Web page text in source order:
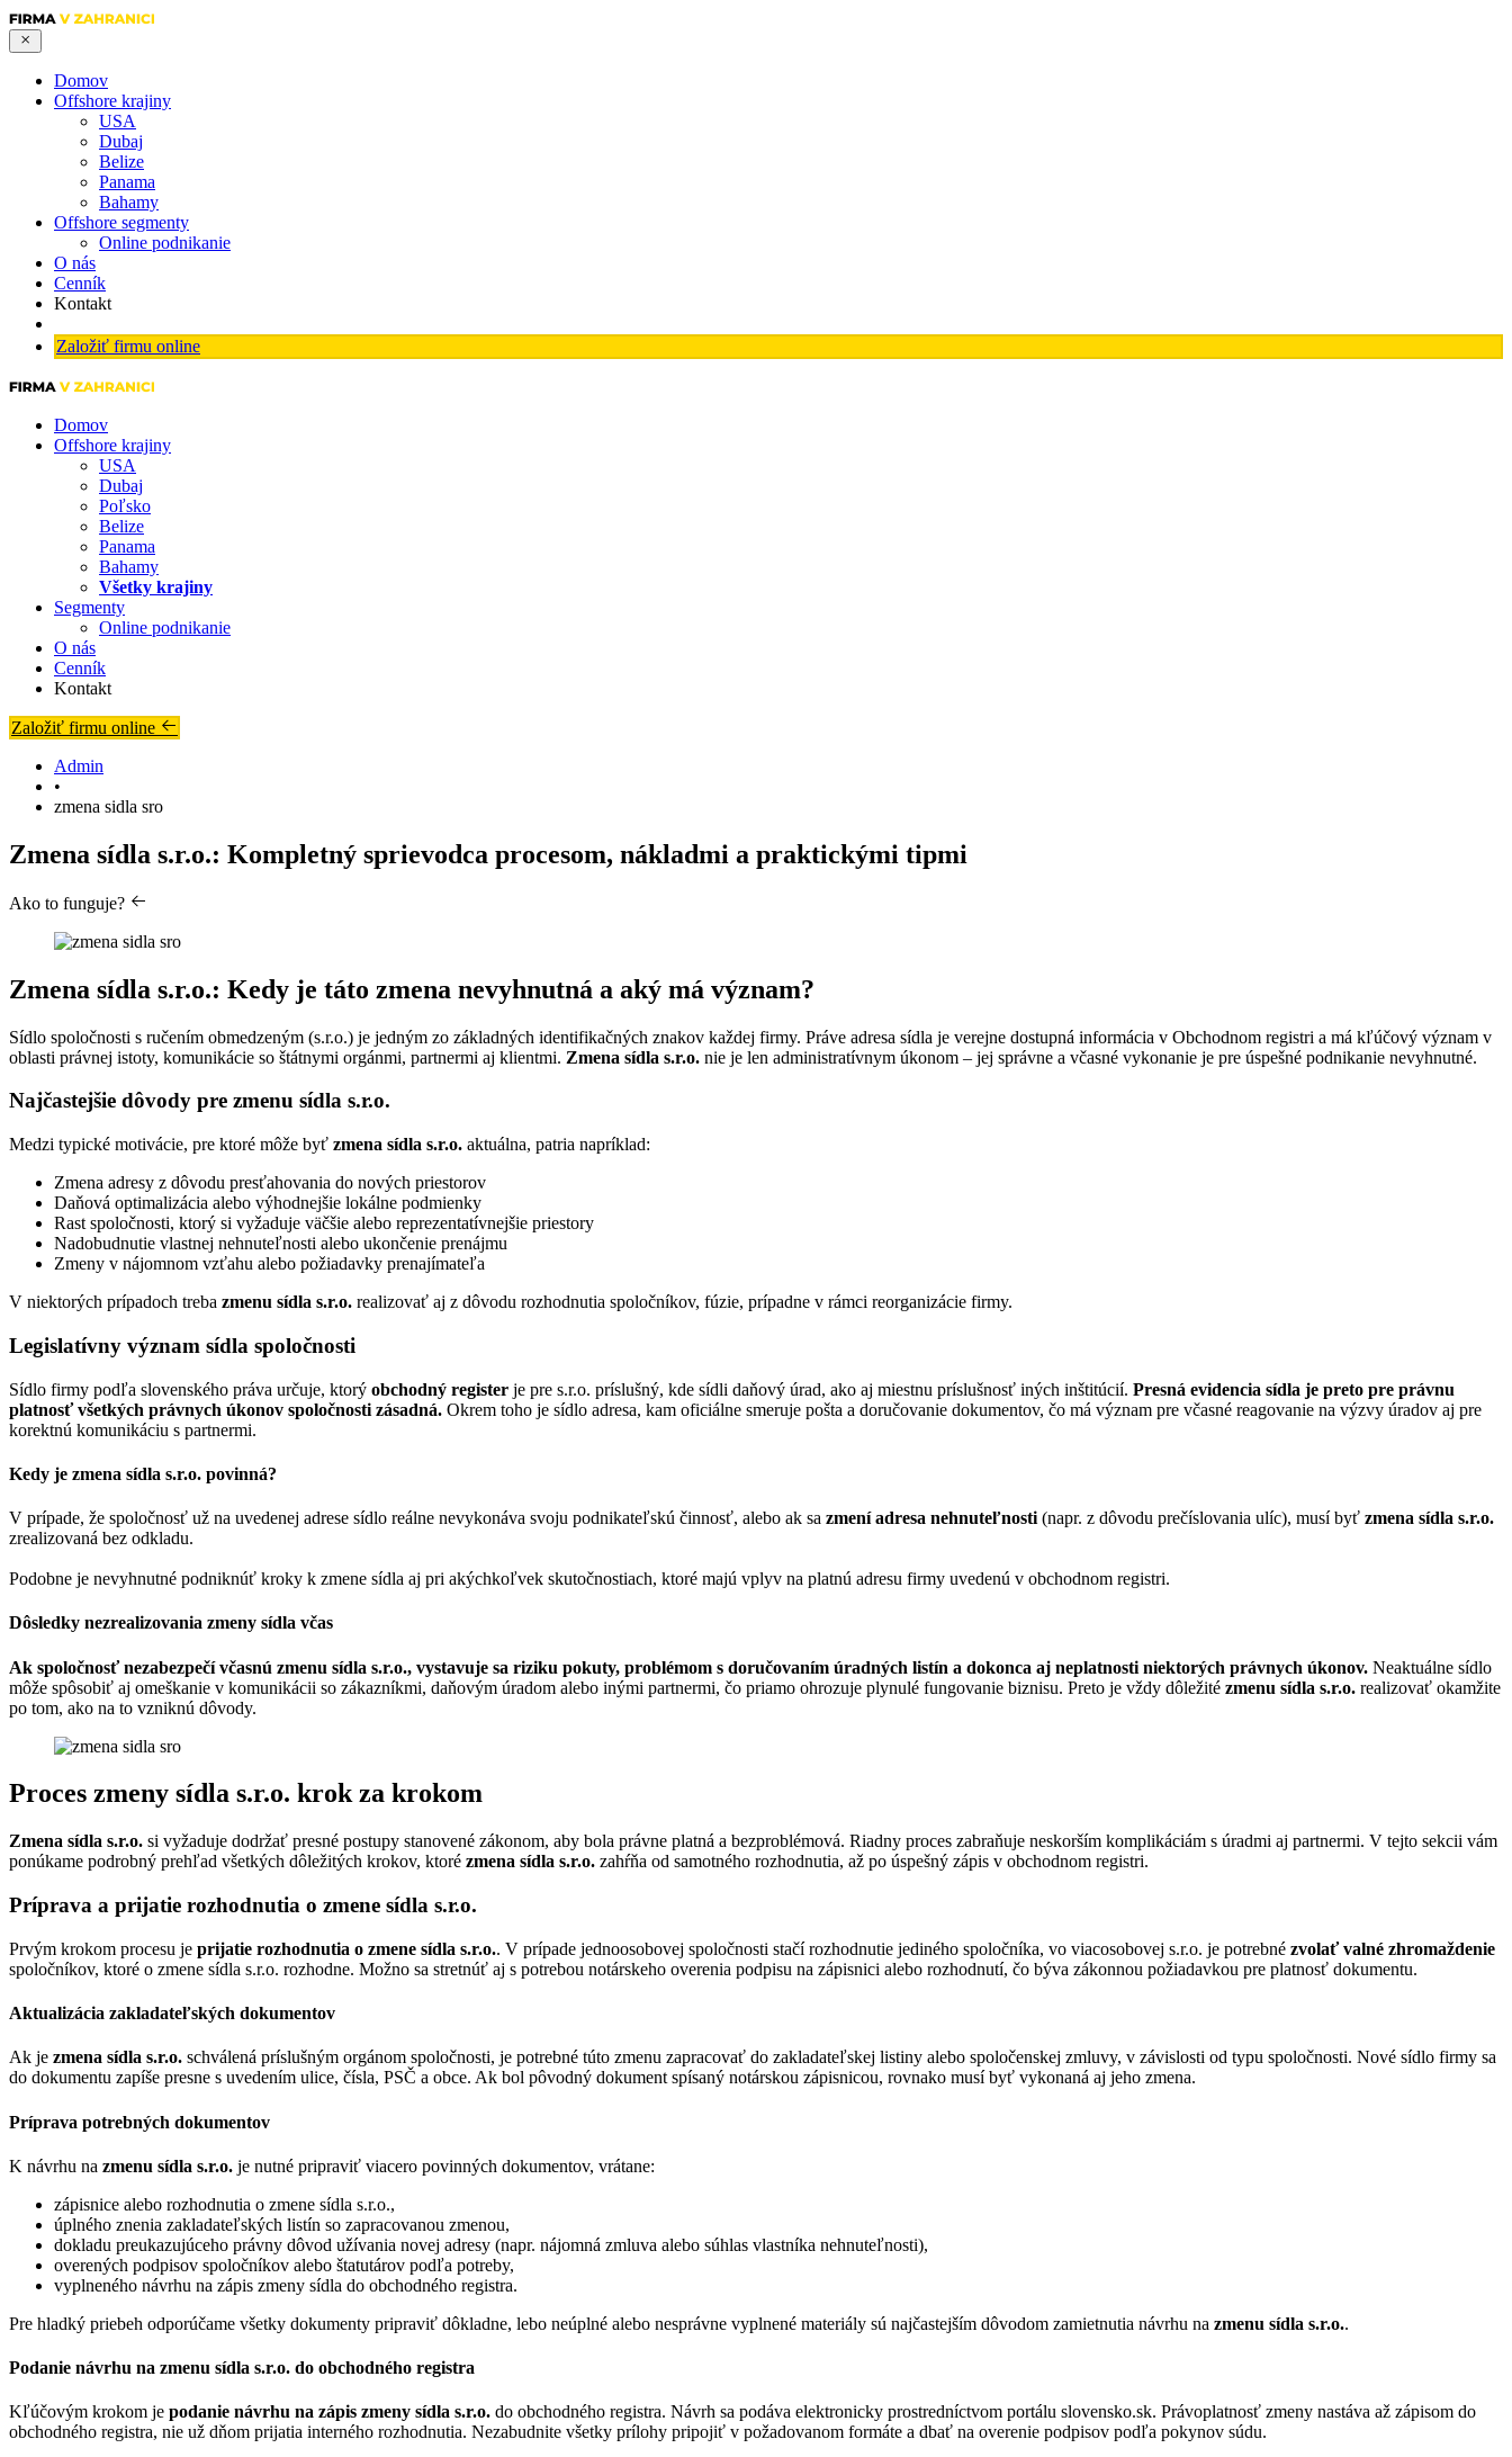
Domov
Offshore krajiny
USA
Dubaj
Belize
Panama
Bahamy
Offshore segmenty
Online podnikanie
O nás
Cenník
Kontakt
Založiť firmu online
Domov
Offshore krajiny
USA
Dubaj
Poľsko
Belize
Panama
Bahamy
Všetky krajiny
Segmenty
Online podnikanie
O nás
Cenník
Kontakt
Založiť firmu online
Admin
•
zmena sidla sro
Zmena sídla s.r.o.: Kompletný sprievodca procesom, nákladmi a praktickými tipmi
Ako to funguje?
Zmena sídla s.r.o.: Kedy je táto zmena nevyhnutná a aký má význam?
Sídlo spoločnosti s ručením obmedzeným (s.r.o.) je jedným zo základných identifikačných znakov každej firmy. Práve adresa sídla je verejne dostupná informácia v Obchodnom registri a má kľúčový význam v
oblasti právnej istoty, komunikácie so štátnymi orgánmi, partnermi aj klientmi. Zmena sídla s.r.o. nie je len administratívnym úkonom – jej správne a včasné vykonanie je pre úspešné podnikanie nevyhnutné.
Najčastejšie dôvody pre zmenu sídla s.r.o.
Medzi typické motivácie, pre ktoré môže byť zmena sídla s.r.o. aktuálna, patria napríklad:
Zmena adresy z dôvodu presťahovania do nových priestorov
Daňová optimalizácia alebo výhodnejšie lokálne podmienky
Rast spoločnosti, ktorý si vyžaduje väčšie alebo reprezentatívnejšie priestory
Nadobudnutie vlastnej nehnuteľnosti alebo ukončenie prenájmu
Zmeny v nájomnom vzťahu alebo požiadavky prenajímateľa
V niektorých prípadoch treba zmenu sídla s.r.o. realizovať aj z dôvodu rozhodnutia spoločníkov, fúzie, prípadne v rámci reorganizácie firmy.
Legislatívny význam sídla spoločnosti
Sídlo firmy podľa slovenského práva určuje, ktorý obchodný register je pre s.r.o. príslušný, kde sídli daňový úrad, ako aj miestnu príslušnosť iných inštitúcií. Presná evidencia sídla je preto pre právnu
platnosť všetkých právnych úkonov spoločnosti zásadná. Okrem toho je sídlo adresa, kam oficiálne smeruje pošta a doručovanie dokumentov, čo má význam pre včasné reagovanie na výzvy úradov aj pre
korektnú komunikáciu s partnermi.
Kedy je zmena sídla s.r.o. povinná?
V prípade, že spoločnosť už na uvedenej adrese sídlo reálne nevykonáva svoju podnikateľskú činnosť, alebo ak sa zmení adresa nehnuteľnosti (napr. z dôvodu prečíslovania ulíc), musí byť zmena sídla s.r.o.
zrealizovaná bez odkladu.
Podobne je nevyhnutné podniknúť kroky k zmene sídla aj pri akýchkoľvek skutočnostiach, ktoré majú vplyv na platnú adresu firmy uvedenú v obchodnom registri.
Dôsledky nezrealizovania zmeny sídla včas
Ak spoločnosť nezabezpečí včasnú zmenu sídla s.r.o., vystavuje sa riziku pokuty, problémom s doručovaním úradných listín a dokonca aj neplatnosti niektorých právnych úkonov. Neaktuálne sídlo
môže spôsobiť aj omeškanie v komunikácii so zákazníkmi, daňovým úradom alebo inými partnermi, čo priamo ohrozuje plynulé fungovanie biznisu. Preto je vždy dôležité zmenu sídla s.r.o. realizovať okamžite
po tom, ako na to vzniknú dôvody.
Proces zmeny sídla s.r.o. krok za krokom
Zmena sídla s.r.o. si vyžaduje dodržať presné postupy stanovené zákonom, aby bola právne platná a bezproblémová. Riadny proces zabraňuje neskorším komplikáciám s úradmi aj partnermi. V tejto sekcii vám
ponúkame podrobný prehľad všetkých dôležitých krokov, ktoré zmena sídla s.r.o. zahŕňa od samotného rozhodnutia, až po úspešný zápis v obchodnom registri.
Príprava a prijatie rozhodnutia o zmene sídla s.r.o.
Prvým krokom procesu je prijatie rozhodnutia o zmene sídla s.r.o.. V prípade jednoosobovej spoločnosti stačí rozhodnutie jediného spoločníka, vo viacosobovej s.r.o. je potrebné zvolať valné zhromaždenie
spoločníkov, ktoré o zmene sídla s.r.o. rozhodne. Možno sa stretnúť aj s potrebou notárskeho overenia podpisu na zápisnici alebo rozhodnutí, čo býva zákonnou požiadavkou pre platnosť dokumentu.
Aktualizácia zakladateľských dokumentov
Ak je zmena sídla s.r.o. schválená príslušným orgánom spoločnosti, je potrebné túto zmenu zapracovať do zakladateľskej listiny alebo spoločenskej zmluvy, v závislosti od typu spoločnosti. Nové sídlo firmy sa
do dokumentu zapíše presne s uvedením ulice, čísla, PSČ a obce. Ak bol pôvodný dokument spísaný notárskou zápisnicou, rovnako musí byť vykonaná aj jeho zmena.
Príprava potrebných dokumentov
K návrhu na zmenu sídla s.r.o. je nutné pripraviť viacero povinných dokumentov, vrátane:
zápisnice alebo rozhodnutia o zmene sídla s.r.o.,
úplného znenia zakladateľských listín so zapracovanou zmenou,
dokladu preukazujúceho právny dôvod užívania novej adresy (napr. nájomná zmluva alebo súhlas vlastníka nehnuteľnosti),
overených podpisov spoločníkov alebo štatutárov podľa potreby,
vyplneného návrhu na zápis zmeny sídla do obchodného registra.
Pre hladký priebeh odporúčame všetky dokumenty pripraviť dôkladne, lebo neúplné alebo nesprávne vyplnené materiály sú najčastejším dôvodom zamietnutia návrhu na zmenu sídla s.r.o..
Podanie návrhu na zmenu sídla s.r.o. do obchodného registra
Kľúčovým krokom je podanie návrhu na zápis zmeny sídla s.r.o. do obchodného registra. Návrh sa podáva elektronicky prostredníctvom portálu slovensko.sk. Právoplatnosť zmeny nastáva až zápisom do
obchodného registra, nie už dňom prijatia interného rozhodnutia. Nezabudnite všetky prílohy pripojiť v požadovanom formáte a dbať na overenie podpisov podľa pokynov súdu.